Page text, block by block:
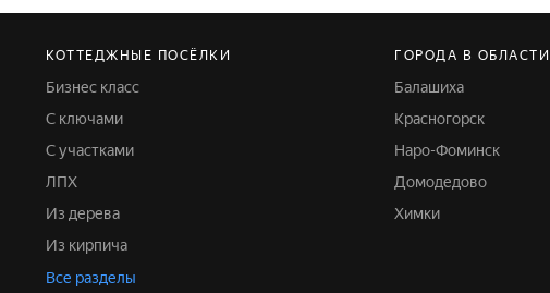
КОТТЕДЖНЫЕ ПОСЁЛКИ
Бизнес класс
С ключами
С участками
ЛПХ
Из дерева
Из кирпича
Все разделы
ГОРОДА В ОБЛАСТИ
Балашиха
Красногорск
Наро-Фоминск
Домодедово
Химки